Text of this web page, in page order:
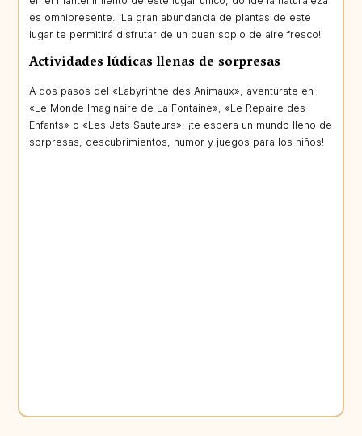
es omnipresente. ¡La gran abundancia de plantas de este
lugar te permitirá disfrutar de un buen soplo de aire fresco!
Actividades lúdicas llenas de sorpresas
A dos pasos del «Labyrinthe des Animaux», aventúrate en
«Le Monde Imaginaire de La Fontaine», «Le Repaire des
Enfants» o «Les Jets Sauteurs»: ¡te espera un mundo lleno de
sorpresas, descubrimientos, humor y juegos para los niños!